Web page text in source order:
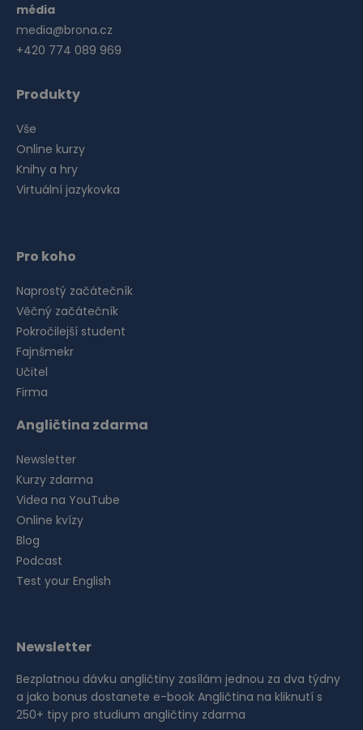
média
media@brona.cz
+420 774 089 969
Produkty
Vše
Online kurzy
Knihy a hry
Virtuální jazykovka
Pro koho
Naprostý začátečník
Věčný začátečník
Pokročilejší student
Fajnšmekr
Učitel
Firma
Angličtina zdarma
Newsletter
Kurzy zdarma
Videa na YouTube
Online kvízy
Blog
Podcast
Test your English
Newsletter
Bezplatnou dávku angličtiny zasílám jednou za dva týdny
a jako bonus dostanete e-book Angličtina na kliknutí s
250+ tipy pro studium angličtiny zdarma